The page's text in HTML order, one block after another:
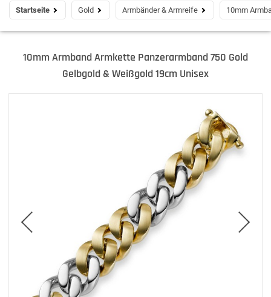
Startseite Gold Armbänder & Armreife 10mm
10mm Armband Armkette Panzerarmband 750 Gold
Gelbgold & Weißgold 19cm Unisex